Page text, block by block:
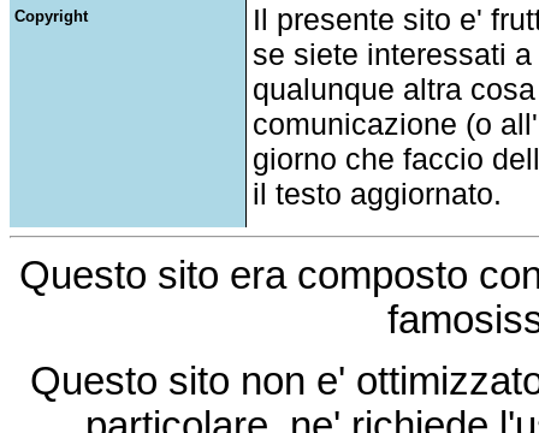
Copyright
Il presente sito e'
se siete interessati
qualunque altra
comunicazione (o
giorno che faccio
il testo aggiornato.
Questo sito era composto
Questo sito non e'